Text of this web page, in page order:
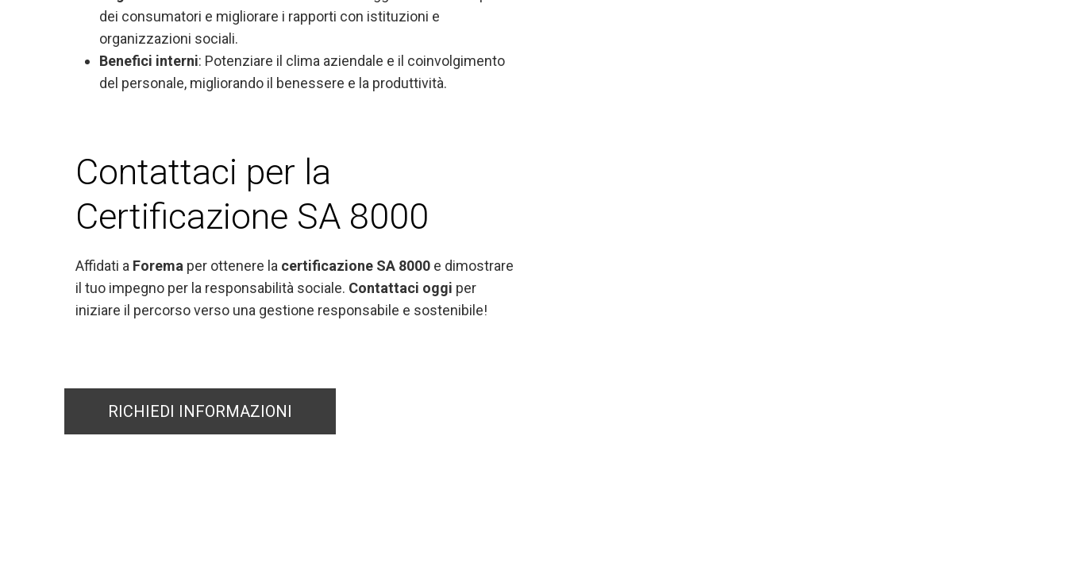
dei consumatori e migliorare i rapporti con istituzioni e
organizzazioni sociali.
Benefici interni: Potenziare il clima aziendale e il coinvolgimento
del personale, migliorando il benessere e la produttività.
Contattaci per la
Certificazione SA 8000
Affidati a Forema per ottenere la certificazione SA 8000 e dimostrare
il tuo impegno per la responsabilità sociale. Contattaci oggi per
iniziare il percorso verso una gestione responsabile e sostenibile!
RICHIEDI INFORMAZIONI